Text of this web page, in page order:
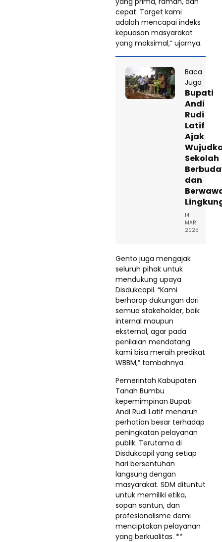
cepat. Target kami
adalah mencapai indeks
kepuasan masyarakat
yang maksimal,” ujarnya.
Baca
Juga
Bupati
Andi
Rudi
Latif
Ajak
Sekolah
dan
14
MAR
2025
Gento juga mengajak
seluruh pihak untuk
mendukung upaya
Disdukcapil. “Kami
berharap dukungan dari
semua stakeholder, baik
internal maupun
eksternal, agar pada
penilaian mendatang
kami bisa meraih predikat
WBBM,” tambahnya.
Pemerintah Kabupaten
Tanah Bumbu
kepemimpinan Bupati
Andi Rudi Latif menaruh
perhatian besar terhadap
peningkatan pelayanan
publik. Terutama di
Disdukcapil yang setiap
hari bersentuhan
langsung dengan
masyarakat. SDM dituntut
untuk memiliki etika,
sopan santun, dan
profesionalisme demi
menciptakan pelayanan
yang berkualitas. **